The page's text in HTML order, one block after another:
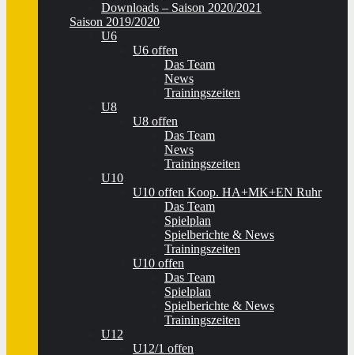
Downloads – Saison 2020/2021
Saison 2019/2020
U6
U6 offen
Das Team
News
Trainingszeiten
U8
U8 offen
Das Team
News
Trainingszeiten
U10
U10 offen Koop. HA+MK+EN Ruhr
Das Team
Spielplan
Spielberichte & News
Trainingszeiten
U10 offen
Das Team
Spielplan
Spielberichte & News
Trainingszeiten
U12
U12/1 offen